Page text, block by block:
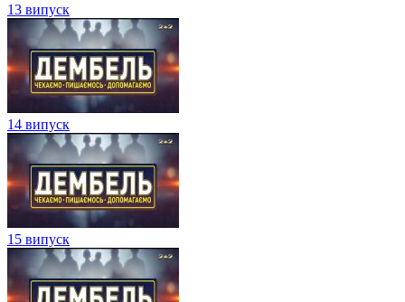
13 випуск
14 випуск
15 випуск